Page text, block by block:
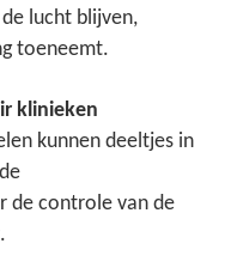
lucht blijven,
toeneemt.
klinieken
kunnen deeltjes in
de controle van de